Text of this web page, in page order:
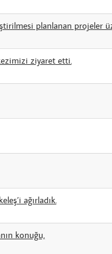
planlanan projeler
ziyaret etti.
ağırladık.
konuğu,